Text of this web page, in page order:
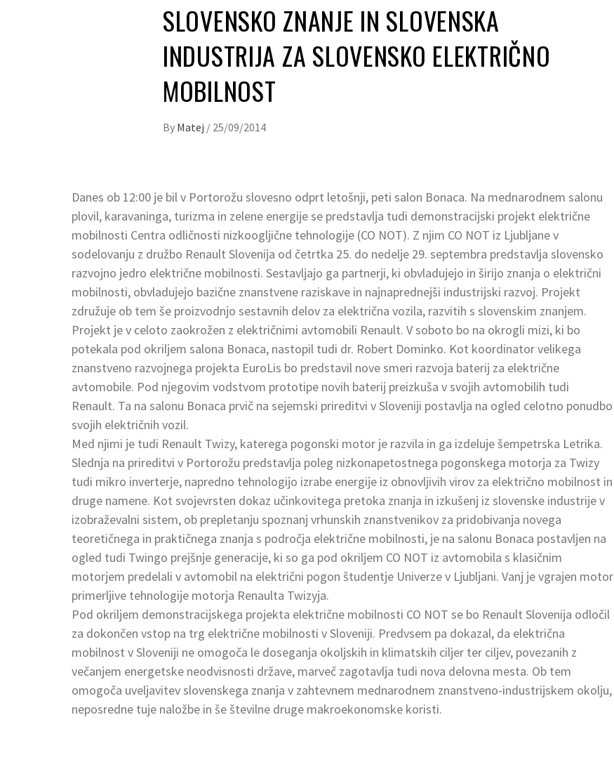
SLOVENSKO ZNANJE IN SLOVENSKA
INDUSTRIJA ZA SLOVENSKO ELEKTRIČNO
MOBILNOST
By Matej / 25/09/2014
Danes ob 12:00 je bil v Portorožu slovesno odprt letošnji, peti salon Bonaca. Na mednarodnem salonu
plovil, karavaninga, turizma in zelene energije se predstavlja tudi demonstracijski projekt električne
mobilnosti Centra odličnosti nizkoogljične tehnologije (CO NOT). Z njim CO NOT iz Ljubljane v
sodelovanju z družbo Renault Slovenija od četrtka 25. do nedelje 29. septembra predstavlja slovensko
razvojno jedro električne mobilnosti. Sestavljajo ga partnerji, ki obvladujejo in širijo znanja o električni
mobilnosti, obvladujejo bazične znanstvene raziskave in najnaprednejši industrijski razvoj. Projekt
združuje ob tem še proizvodnjo sestavnih delov za električna vozila, razvitih s slovenskim znanjem.
Projekt je v celoto zaokrožen z električnimi avtomobili Renault. V soboto bo na okrogli mizi, ki bo
potekala pod okriljem salona Bonaca, nastopil tudi dr. Robert Dominko. Kot koordinator velikega
znanstveno razvojnega projekta EuroLis bo predstavil nove smeri razvoja baterij za električne
avtomobile. Pod njegovim vodstvom prototipe novih baterij preizkuša v svojih avtomobilih tudi
Renault. Ta na salonu Bonaca prvič na sejemski prireditvi v Sloveniji postavlja na ogled celotno ponudbo
svojih električnih vozil.
Med njimi je tudi Renault Twizy, katerega pogonski motor je razvila in ga izdeluje šempetrska Letrika.
Slednja na prireditvi v Portorožu predstavlja poleg nizkonapetostnega pogonskega motorja za Twizy
tudi mikro inverterje, napredno tehnologijo izrabe energije iz obnovljivih virov za električno mobilnost in
druge namene. Kot svojevrsten dokaz učinkovitega pretoka znanja in izkušenj iz slovenske industrije v
izobraževalni sistem, ob prepletanju spoznanj vrhunskih znanstvenikov za pridobivanja novega
teoretičnega in praktičnega znanja s področja električne mobilnosti, je na salonu Bonaca postavljen na
ogled tudi Twingo prejšnje generacije, ki so ga pod okriljem CO NOT iz avtomobila s klasičnim
motorjem predelali v avtomobil na električni pogon študentje Univerze v Ljubljani. Vanj je vgrajen motor
primerljive tehnologije motorja Renaulta Twizyja.
Pod okriljem demonstracijskega projekta električne mobilnosti CO NOT se bo Renault Slovenija odločil
za dokončen vstop na trg električne mobilnosti v Sloveniji. Predvsem pa dokazal, da električna
mobilnost v Sloveniji ne omogoča le doseganja okoljskih in klimatskih ciljer ter ciljev, povezanih z
večanjem energetske neodvisnosti države, marveč zagotavlja tudi nova delovna mesta. Ob tem
omogoča uveljavitev slovenskega znanja v zahtevnem mednarodnem znanstveno-industrijskem okolju,
neposredne tuje naložbe in še številne druge makroekonomske koristi.